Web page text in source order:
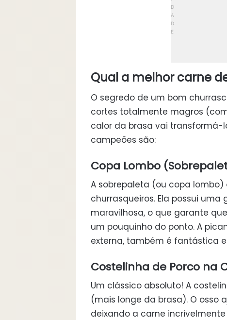
Qual a melhor carne
O segredo de um bom
cortes totalmente magros
calor da brasa vai transformá-
campeões são:
Copa Lombo
A sobrepaleta (ou copa
churrasqueiros. Ela possui
maravilhosa, o que garante
um pouquinho do ponto. A
externa, também é fantástica
Costelinha de Porco na
Um clássico absoluto! A
(mais longe da brasa). O osso
deixando a carne